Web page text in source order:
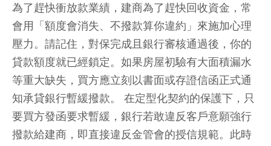
為了趕快衝放款業績，建商為了趕快回收資金，常
會用「額度會消失、不撥款算你違約」來施加心理
壓力。請記住，對保完成且銀行審核通過後，你的
貸款額度就已經鎖定。如果房屋初驗有大面積漏水
等重大缺失，買方應立刻以書面或存證信函正式通
知承貸銀行暫緩撥款。 在定型化契約的保護下，只
要買方發函要求暫緩，銀行若敢違反客戶意願強行
撥款給建商，即直接違反金管會的授信規範。此時